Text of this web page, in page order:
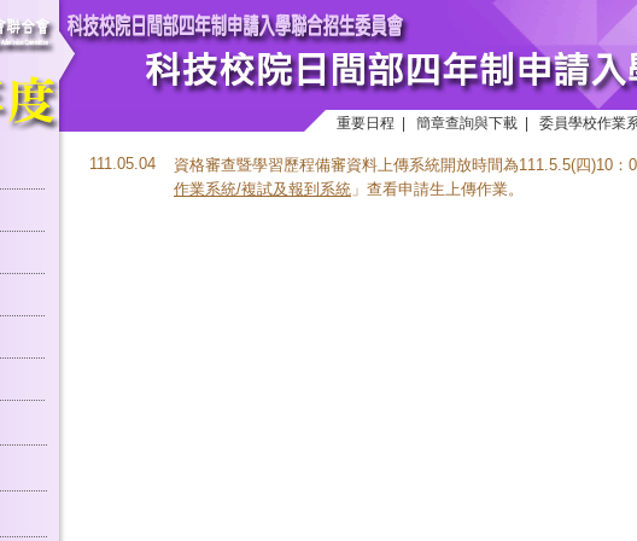
重要日程 簡章查詢與下載 委員學校作業
111.05.04
資格審查暨學習歷程備審資料上傳系統開放時間為111.5.5(四)10：
作業系統/複試及報到系統 」查看申請生上傳作業。